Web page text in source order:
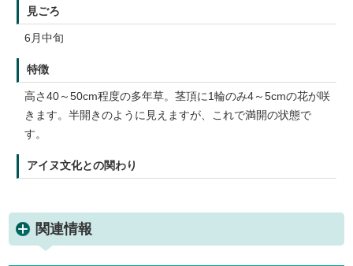
見ごろ
6月中旬
特徴
高さ40～50cm程度の多年草。茎頂に1輪のみ4～5cmの花が咲
きます。半開きのように見えますが、これで満開の状態で
す。
アイヌ文化との関わり
関連情報